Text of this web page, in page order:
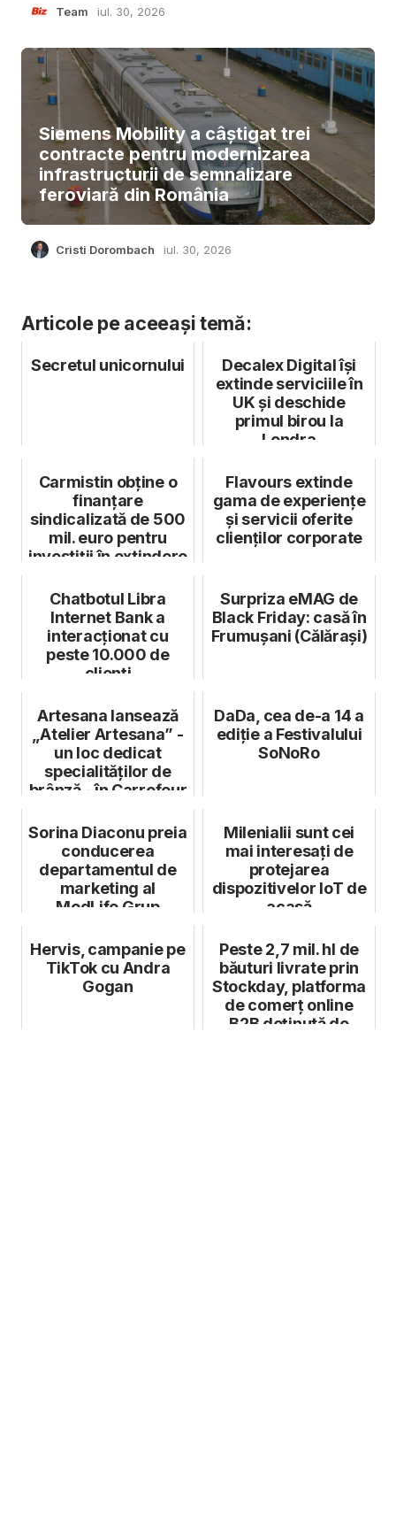
Team iul. 30, 2026
Siemens Mobility a câștigat trei
contracte pentru modernizarea
infrastructurii de semnalizare
feroviară din România
Cristi Dorombach iul. 30, 2026
Articole pe aceeași temă:
Secretul unicornului
Decalex Digital își
extinde serviciile în
UK și deschide
primul birou la
Londra
Carmistin obține o
finanțare
sindicalizată de 500
mil. euro pentru
investiții în extindere
Flavours extinde
gama de experiențe
și servicii oferite
clienților corporate
Chatbotul Libra
Internet Bank a
interacționat cu
peste 10.000 de
clienți
Surpriza eMAG de
Black Friday: casă în
Frumușani (Călărași)
Artesana lansează
„Atelier Artesana” -
un loc dedicat
specialităților de
brânză - în Carrefour
DaDa, cea de-a 14 a
ediție a Festivalului
SoNoRo
Sorina Diaconu preia
conducerea
departamentul de
marketing al
MedLife Grup
Milenialii sunt cei
mai interesați de
protejarea
dispozitivelor IoT de
acasă
Hervis, campanie pe
TikTok cu Andra
Gogan
Peste 2,7 mil. hl de
băuturi livrate prin
Stockday, platforma
de comerț online
B2B deținută de